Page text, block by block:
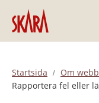
Hoppa till innehåll
Startsida
Om
Rapportera fel eller